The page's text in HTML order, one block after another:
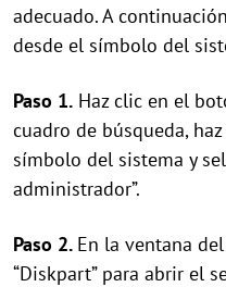
adecuado. A
desde el símbolo del
Paso 1. Haz clic en el
cuadro de búsqueda,
símbolo del sistema y
administrador”.
Paso 2. En la ventana
“Diskpart” para abrir el